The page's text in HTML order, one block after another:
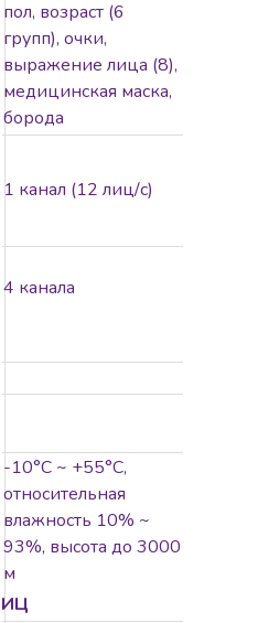
пол, возраст (6
групп), очки,
выражение лица (8),
медицинская маска,
борода
1 канал (12 лиц/с)
4 канала
-10°C ~ +55°C,
относительная
влажность 10% ~
93%, высота до 3000
м